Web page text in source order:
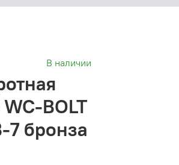
В наличии
BOLT
7 бронза